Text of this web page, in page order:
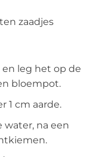
zaadjes
leg het op de
bloempot.
1 cm aarde.
water, na een